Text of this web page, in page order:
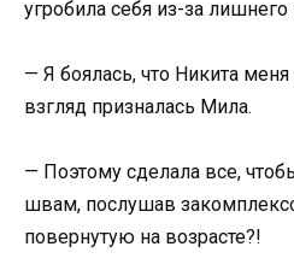
угробила себя из-за
— Я боялась, что Никита
взгляд призналась Мила.
— Поэтому сделала все,
швам, послушав
повернутую на возрасте?!